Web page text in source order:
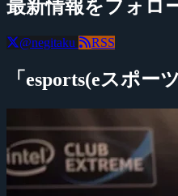
最新情報をフォロ
@negitaku RSS
「esports(eスポー